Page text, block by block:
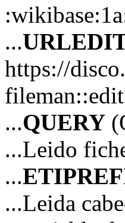
...
https://
...QUERY
...Leido
...
...Leida